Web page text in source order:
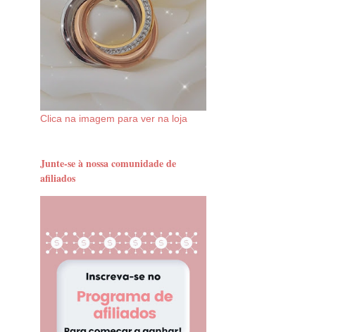
Clica na imagem para ver na loja
Junte-se à nossa comunidade de
afiliados